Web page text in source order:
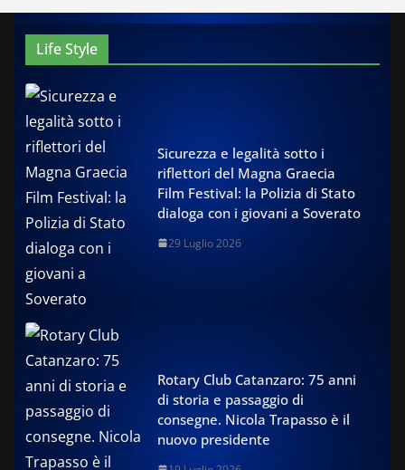
Life Style
Sicurezza e legalità sotto i
riflettori del Magna Graecia
Film Festival: la Polizia di Stato
dialoga con i giovani a Soverato
29 Luglio 2026
Rotary Club Catanzaro: 75 anni
di storia e passaggio di
consegne. Nicola Trapasso è il
nuovo presidente